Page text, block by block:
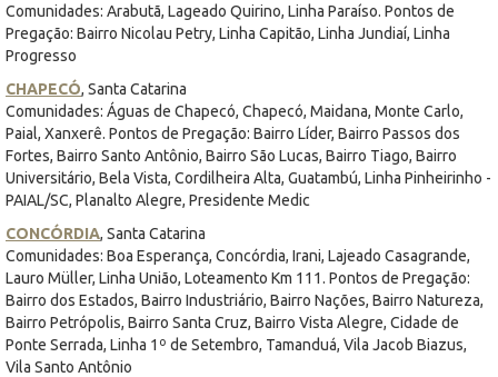
Comunidades: Arabutã, Lageado Quirino, Linha Paraíso. Pontos de
Pregação: Bairro Nicolau Petry, Linha Capitão, Linha Jundiaí, Linha
Progresso
CHAPECÓ, Santa Catarina
Comunidades: Águas de Chapecó, Chapecó, Maidana, Monte Carlo,
Paial, Xanxerê. Pontos de Pregação: Bairro Líder, Bairro Passos dos
Fortes, Bairro Santo Antônio, Bairro São Lucas, Bairro Tiago, Bairro
Universitário, Bela Vista, Cordilheira Alta, Guatambú, Linha Pinheirinho -
PAIAL/SC, Planalto Alegre, Presidente Medic
CONCÓRDIA, Santa Catarina
Comunidades: Boa Esperança, Concórdia, Irani, Lajeado Casagrande,
Lauro Müller, Linha União, Loteamento Km 111. Pontos de Pregação:
Bairro dos Estados, Bairro Industriário, Bairro Nações, Bairro Natureza,
Bairro Petrópolis, Bairro Santa Cruz, Bairro Vista Alegre, Cidade de
Ponte Serrada, Linha 1º de Setembro, Tamanduá, Vila Jacob Biazus,
Vila Santo Antônio